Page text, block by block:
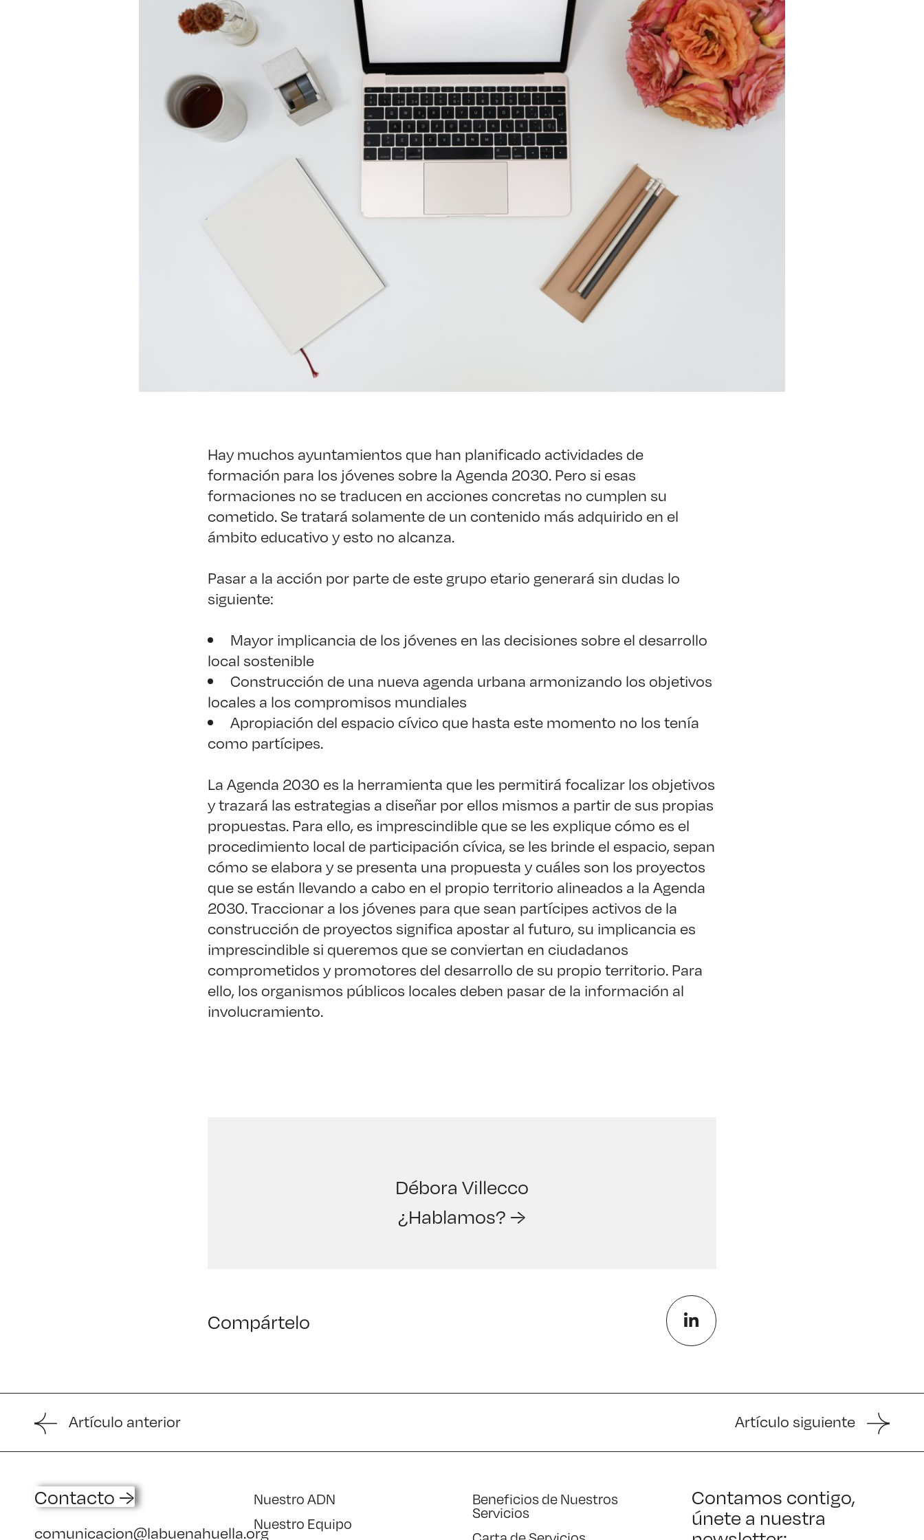
Hay muchos ayuntamientos que han planificado actividades de
formación para los jóvenes sobre la Agenda 2030. Pero si esas
formaciones no se traducen en acciones concretas no cumplen su
cometido. Se tratará solamente de un contenido más adquirido en el
ámbito educativo y esto no alcanza.
Pasar a la acción por parte de este grupo etario generará sin dudas lo
siguiente:
Mayor implicancia de los jóvenes en las decisiones sobre el desarrollo
local sostenible
Construcción de una nueva agenda urbana armonizando los objetivos
locales a los compromisos mundiales
Apropiación del espacio cívico que hasta este momento no los tenía
como partícipes.
La Agenda 2030 es la herramienta que les permitirá focalizar los objetivos
y trazará las estrategias a diseñar por ellos mismos a partir de sus propias
propuestas. Para ello, es imprescindible que se les explique cómo es el
procedimiento local de participación cívica, se les brinde el espacio, sepan
cómo se elabora y se presenta una propuesta y cuáles son los proyectos
que se están llevando a cabo en el propio territorio alineados a la Agenda
2030. Traccionar a los jóvenes para que sean partícipes activos de la
construcción de proyectos significa apostar al futuro, su implicancia es
imprescindible si queremos que se conviertan en ciudadanos
comprometidos y promotores del desarrollo de su propio territorio. Para
ello, los organismos públicos locales deben pasar de la información al
involucramiento.
Débora Villecco
¿Hablamos? →
Compártelo
Artículo anterior Artículo siguiente
Contacto →
comunicacion@labuenahuella.org
Nuestro ADN
Nuestro Equipo
Beneficios de Nuestros
Servicios
Contamos contigo,
únete a nuestra